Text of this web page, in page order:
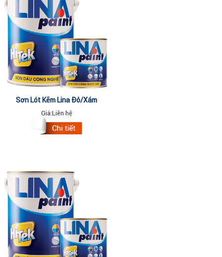
Sơn Lót Kẽm Lina Đỏ/xám
Lon/3kg
Giá:Liên hệ